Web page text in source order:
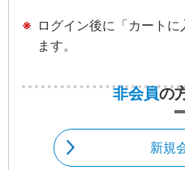
ログイン後に「カート
ます。
非会員の
新規